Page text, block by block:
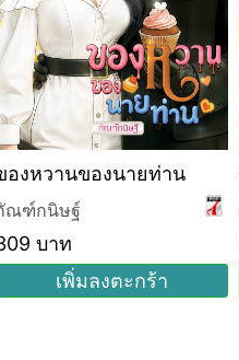
องหวานของนายท่าน
ณฑ์กนิษฐ์
บาท
เพิ่มลงตะกร้า